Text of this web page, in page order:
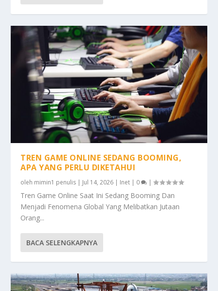
TREN GAME ONLINE SEDANG BOOMING,
APA YANG PERLU DIKETAHUI
oleh mimin1 penulis | Jul 14, 2026 | Inet | 0 |
Tren Game Online Saat Ini Sedang Booming Dan
Menjadi Fenomena Global Yang Melibatkan Jutaan
Orang...
BACA SELENGKAPNYA